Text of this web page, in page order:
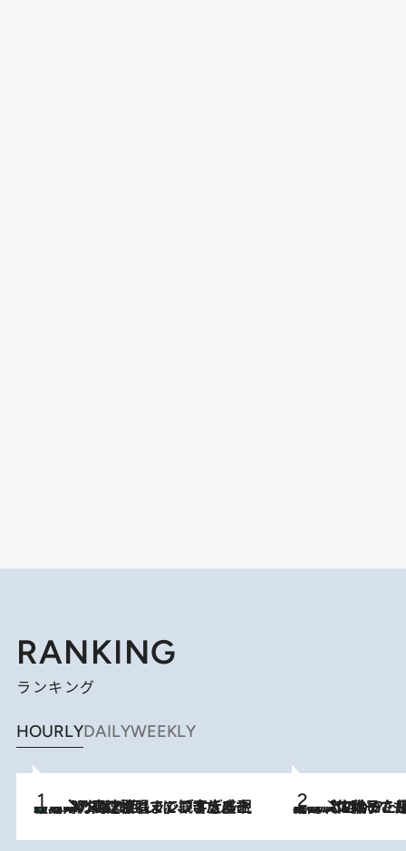
RANKING
ランキング
HOURLYDAILYWEEKLY
2026.8.7
「湘南乃風に憧れて」観客大盛上がりの“タオル回し”に、ラッパー顔負けの高速歌唱まで…さだまさし（74）のアグレッシブすぎる現在地 2026.8.5
【阿川佐和子さんの年とる力】なぜ70代で始めた趣味は“こんなに楽しい”のか？ ピアノ、俳句…スランプに陥っても続けられる“ある秘訣”とは